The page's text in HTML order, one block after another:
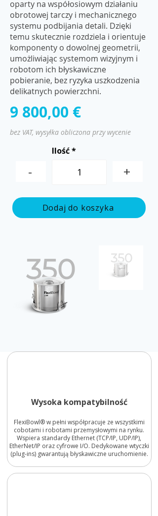
oparty na współosiowym działaniu
obrotowej tarczy i mechanicznego
systemu podbijania detali. Dzięki
temu skutecznie rozdziela i orientuje
komponenty o dowolnej geometrii,
umożliwiając systemom wizyjnym i
robotom ich błyskawiczne
pobieranie, bez ryzyka uszkodzenia
delikatnych powierzchni.
9 800,00 €
bez VAT, wysyłka obliczona przy wycenie
-
Ilość
+
Dodaj do koszyka
Wysoka kompatybilność
FlexiBowl® w pełni współpracuje ze wszystkimi
cobotami i robotami przemysłowymi na rynku.
Wspiera standardy Ethernet (TCP/IP, UDP/IP),
EtherNet/IP oraz cyfrowe I/O. Dedykowane wtyczki
(plug-ins) gwarantują błyskawiczne uruchomienie.